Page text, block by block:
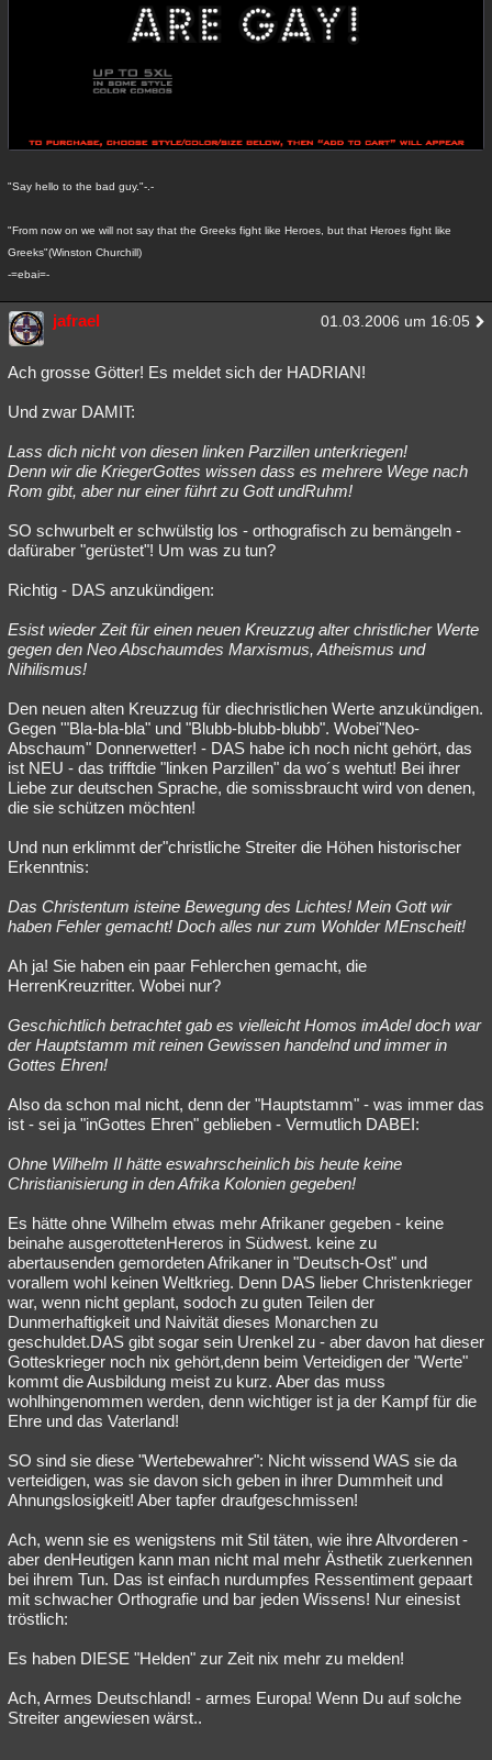
"Say hello to the bad guy."-.-
"From now on we will not say that the Greeks fight like Heroes, but that Heroes fight like
Greeks"(Winston Churchill)
-=ebai=-
jafrael 01.03.2006 um 16:05
Ach grosse Götter! Es meldet sich der HADRIAN!
Und zwar DAMIT:
Lass dich nicht von diesen linken Parzillen unterkriegen!
Denn wir die KriegerGottes wissen dass es mehrere Wege nach
Rom gibt, aber nur einer führt zu Gott undRuhm!
SO schwurbelt er schwülstig los - orthografisch zu bemängeln -
dafüraber "gerüstet"! Um was zu tun?
Richtig - DAS anzukündigen:
Esist wieder Zeit für einen neuen Kreuzzug alter christlicher Werte
gegen den Neo Abschaumdes Marxismus, Atheismus und
Nihilismus!
Den neuen alten Kreuzzug für diechristlichen Werte anzukündigen.
Gegen '"Bla-bla-bla" und "Blubb-blubb-blubb". Wobei"Neo-
Abschaum" Donnerwetter! - DAS habe ich noch nicht gehört, das
ist NEU - das trifftdie "linken Parzillen" da wo´s wehtut! Bei ihrer
Liebe zur deutschen Sprache, die somissbraucht wird von denen,
die sie schützen möchten!
Und nun erklimmt der"christliche Streiter die Höhen historischer
Erkenntnis:
Das Christentum isteine Bewegung des Lichtes! Mein Gott wir
haben Fehler gemacht! Doch alles nur zum Wohlder MEnscheit!
Ah ja! Sie haben ein paar Fehlerchen gemacht, die
HerrenKreuzritter. Wobei nur?
Geschichtlich betrachtet gab es vielleicht Homos imAdel doch war
der Hauptstamm mit reinen Gewissen handelnd und immer in
Gottes Ehren!
Also da schon mal nicht, denn der "Hauptstamm" - was immer das
ist - sei ja "inGottes Ehren" geblieben - Vermutlich DABEI:
Ohne Wilhelm II hätte eswahrscheinlich bis heute keine
Christianisierung in den Afrika Kolonien gegeben!
Es hätte ohne Wilhelm etwas mehr Afrikaner gegeben - keine
beinahe ausgerottetenHereros in Südwest. keine zu
abertausenden gemordeten Afrikaner in "Deutsch-Ost" und
vorallem wohl keinen Weltkrieg. Denn DAS lieber Christenkrieger
war, wenn nicht geplant, sodoch zu guten Teilen der
Dunmerhaftigkeit und Naivität dieses Monarchen zu
geschuldet.DAS gibt sogar sein Urenkel zu - aber davon hat dieser
Gotteskrieger noch nix gehört,denn beim Verteidigen der "Werte"
kommt die Ausbildung meist zu kurz. Aber das muss
wohlhingenommen werden, denn wichtiger ist ja der Kampf für die
Ehre und das Vaterland!
SO sind sie diese "Wertebewahrer": Nicht wissend WAS sie da
verteidigen, was sie davon sich geben in ihrer Dummheit und
Ahnungslosigkeit! Aber tapfer draufgeschmissen!
Ach, wenn sie es wenigstens mit Stil täten, wie ihre Altvorderen -
aber denHeutigen kann man nicht mal mehr Ästhetik zuerkennen
bei ihrem Tun. Das ist einfach nurdumpfes Ressentiment gepaart
mit schwacher Orthografie und bar jeden Wissens! Nur einesist
tröstlich:
Es haben DIESE "Helden" zur Zeit nix mehr zu melden!
Ach, Armes Deutschland! - armes Europa! Wenn Du auf solche
Streiter angewiesen wärst..